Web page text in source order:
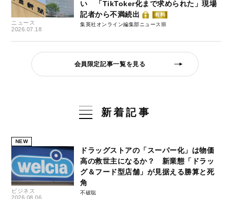
ニュース
2026.07.18
い 「TikToker化まで求められた」現場
記者から不満続出
有料
集英社オンライン編集部ニュース班
会員限定記事一覧を見る
新着記事
NEW
ビジネス
2026.08.06
ドラッグストアの「スーパー化」は物価
高の救世主になるか？ 新業態「ドラッ
グ＆フード型店舗」が見据える勝算と死
角
不破聡